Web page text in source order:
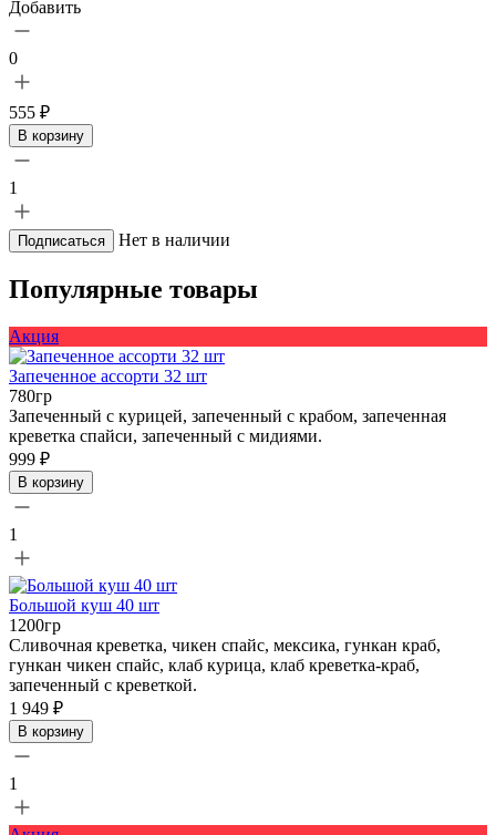
Добавить
0
555 ₽
В корзину
1
Подписаться Нет в наличии
Популярные товары
Акция
Запеченное ассорти 32 шт
780гр
Запеченный с курицей, запеченный с крабом, запеченная
креветка спайси, запеченный с мидиями.
999 ₽
В корзину
1
Большой куш 40 шт
1200гр
Сливочная креветка, чикен спайс, мексика, гункан краб,
гункан чикен спайс, клаб курица, клаб креветка-краб,
запеченный с креветкой.
1 949 ₽
В корзину
1